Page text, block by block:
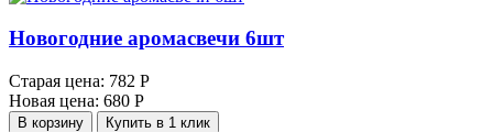
Новогодние аромасвечи 6шт
Старая цена: 782 Р
Новая цена: 680 Р
В корзину Купить в 1 клик